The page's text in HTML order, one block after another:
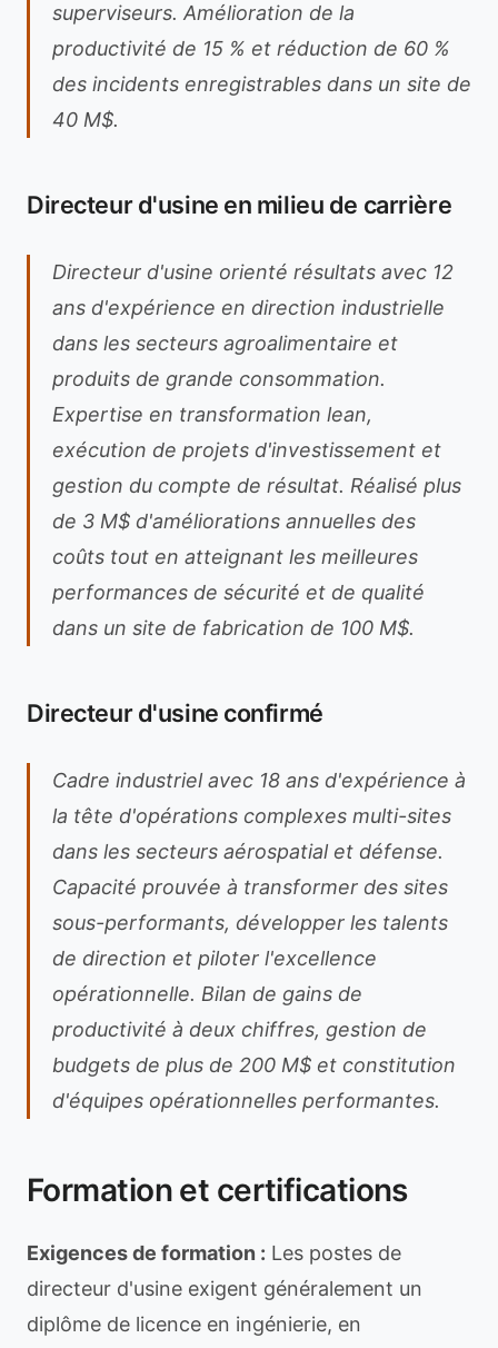
superviseurs. Amélioration de la
productivité de 15 % et réduction de 60 %
des incidents enregistrables dans un site de
40 M$.
Directeur d'usine en milieu de carrière
Directeur d'usine orienté résultats avec 12
ans d'expérience en direction industrielle
dans les secteurs agroalimentaire et
produits de grande consommation.
Expertise en transformation lean,
exécution de projets d'investissement et
gestion du compte de résultat. Réalisé plus
de 3 M$ d'améliorations annuelles des
coûts tout en atteignant les meilleures
performances de sécurité et de qualité
dans un site de fabrication de 100 M$.
Directeur d'usine confirmé
Cadre industriel avec 18 ans d'expérience à
la tête d'opérations complexes multi-sites
dans les secteurs aérospatial et défense.
Capacité prouvée à transformer des sites
sous-performants, développer les talents
de direction et piloter l'excellence
opérationnelle. Bilan de gains de
productivité à deux chiffres, gestion de
budgets de plus de 200 M$ et constitution
d'équipes opérationnelles performantes.
Formation et certifications
Exigences de formation : Les postes de
directeur d'usine exigent généralement un
diplôme de licence en ingénierie, en